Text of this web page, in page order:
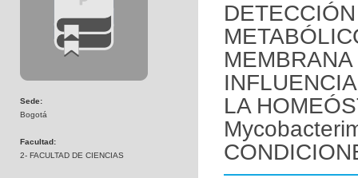
Sede:
Bogotá
Facultad:
2- FACULTAD DE CIENCIAS
LA